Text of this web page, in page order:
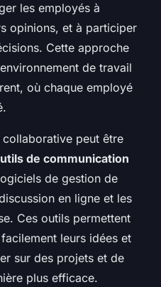
les employés à
opinions, et à participer
Cette approche
de travail
où chaque employé
collaborative peut être
de communication
de gestion de
en ligne et les
Ces outils permettent
leurs idées et
sur des projets et de
plus efficace.